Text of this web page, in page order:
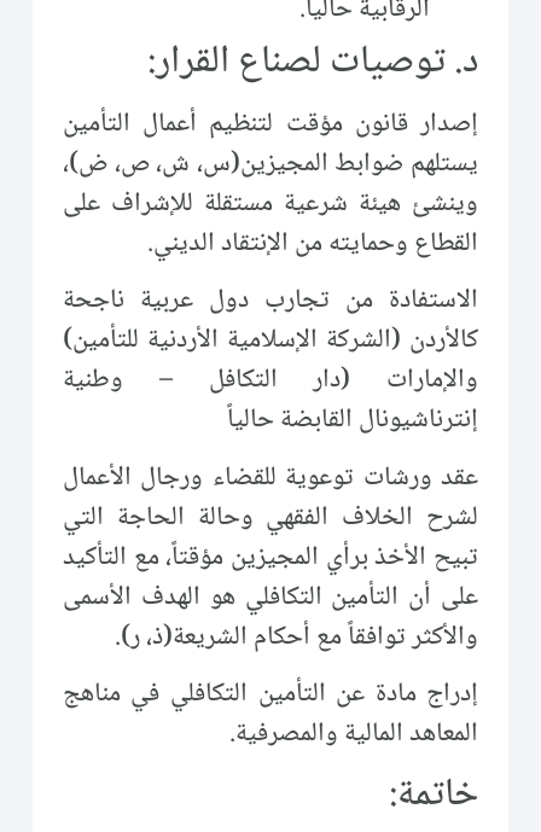
الرقابية حالياً.
د. توصيات لصناع القرار:
إصدار قانون مؤقت لتنظيم أعمال التأمين
يستلهم ضوابط المجيزين(س، ش، ص، ض)،
وينشئ هيئة شرعية مستقلة للإشراف على
القطاع وحمايته من الإنتقاد الديني.
الاستفادة من تجارب دول عربية ناجحة
كالأردن (الشركة الإسلامية الأردنية للتأمين)
والإمارات (دار التكافل – وطنية
إنترناشيونال القابضة حالياً
عقد ورشات توعوية للقضاء ورجال الأعمال
لشرح الخلاف الفقهي وحالة الحاجة التي
تبيح الأخذ برأي المجيزين مؤقتاً، مع التأكيد
على أن التأمين التكافلي هو الهدف الأسمى
والأكثر توافقاً مع أحكام الشريعة(ذ، ر).
إدراج مادة عن التأمين التكافلي في مناهج
المعاهد المالية والمصرفية.
خاتمة: